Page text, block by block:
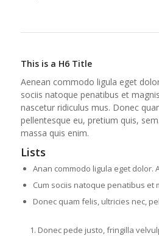
This is a H6 Title
Aenean commodo ligula eget
sociis natoque penatibus et
nascetur ridiculus mus. Donec
pellentesque eu, pretium quis,
massa quis enim.
Lists
Anan commodo ligula eget dolor.
Cum sociis natoque penatibus et
Donec quam felis, ultricies nec,
Donec pede justo, fringilla